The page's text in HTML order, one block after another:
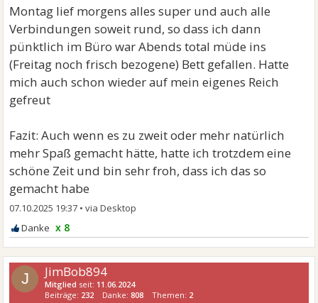
Montag lief morgens alles super und auch alle
Verbindungen soweit rund, so dass ich dann
pünktlich im Büro war Abends total müde ins
(Freitag noch frisch bezogene) Bett gefallen. Hatte
mich auch schon wieder auf mein eigenes Reich
gefreut
Fazit: Auch wenn es zu zweit oder mehr natürlich
mehr Spaß gemacht hätte, hatte ich trotzdem eine
schöne Zeit und bin sehr froh, dass ich das so
gemacht habe
07.10.2025 19:37 •
x 8
J JimBob894
Mitglied seit: 11.06.2024
Beiträge: 232 Danke:808 Themen: 2